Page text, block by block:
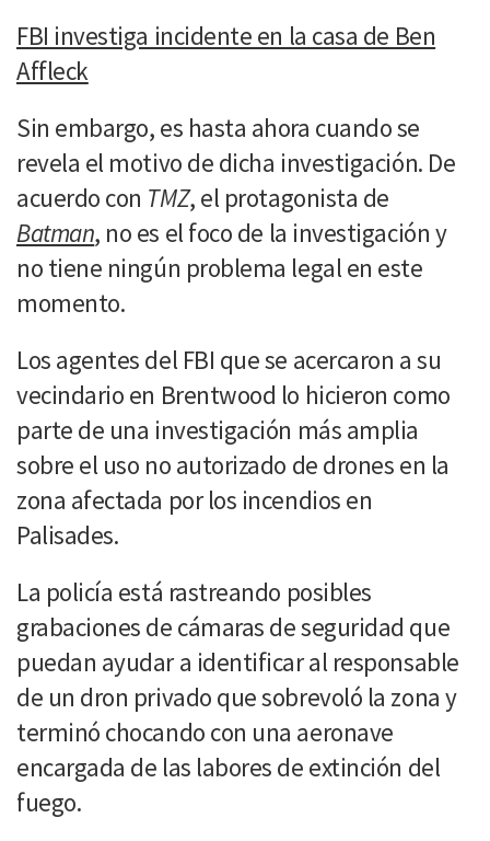
FBI investiga incidente en la casa de Ben
Affleck
Sin embargo, es hasta ahora cuando se
revela el motivo de dicha investigación. De
acuerdo con TMZ, el protagonista de
Batman, no es el foco de la investigación y
no tiene ningún problema legal en este
momento.
Los agentes del FBI que se acercaron a su
vecindario en Brentwood lo hicieron como
parte de una investigación más amplia
sobre el uso no autorizado de drones en la
zona afectada por los incendios en
Palisades.
La policía está rastreando posibles
grabaciones de cámaras de seguridad que
puedan ayudar a identificar al responsable
de un dron privado que sobrevoló la zona y
terminó chocando con una aeronave
encargada de las labores de extinción del
fuego.